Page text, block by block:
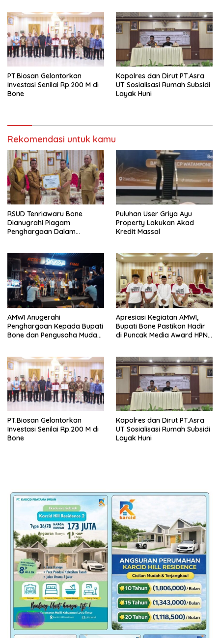
PT.Biosan Gelontorkan
Investasi Senilai Rp.200 M di
Bone
Kapolres dan Dirut PT.Asra
UT Sosialisasi Rumah Subsidi
Layak Huni
Rekomendasi untuk kamu
RSUD Tenriawaru Bone
Dianugrahi Piagam
Penghargaan Dalam
Puluhan User Griya Ayu
Property Lakukan Akad
Kredit Massal
AMWI Anugerahi
Penghargaan Kepada Bupati
Bone dan Pengusaha Muda
Apresiasi Kegiatan AMWI,
Bupati Bone Pastikan Hadir
di Puncak Media Award HPN
PT.Biosan Gelontorkan
Investasi Senilai Rp.200 M di
Bone
Kapolres dan Dirut PT.Asra
UT Sosialisasi Rumah Subsidi
Layak Huni